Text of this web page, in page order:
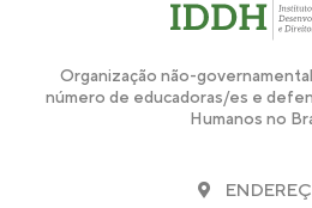
Organização não-
número de educadoras/es e
Humanos no